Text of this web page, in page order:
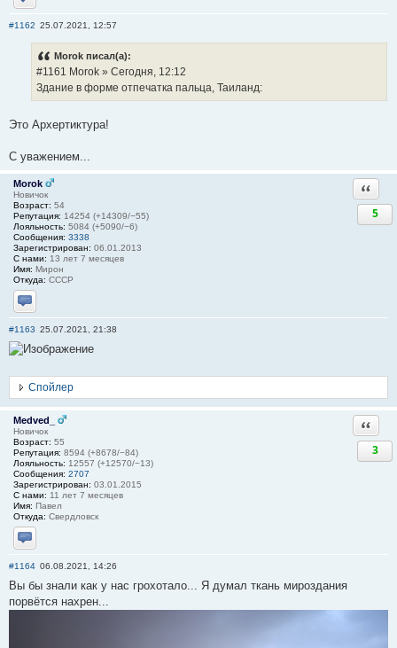
Отправить личное сообщение
#1162 25.07.2021, 12:57
Morok писал(а):
#1161 Morok » Сегодня, 12:12
Здание в форме отпечатка пальца, Таиланд:
Это Архертиктура!
С уважением...
Morok
Новичок
Возраст: 54
Репутация: 14254 (+14309/−55)
Лояльность: 5084 (+5090/−6)
Сообщения: 3338
Зарегистрирован: 06.01.2013
С нами: 13 лет 7 месяцев
Имя: Мирон
Откуда: СССР
Отправить личное сообщение
5
#1163 25.07.2021, 21:38
Спойлер
Medved_
Новичок
Возраст: 55
Репутация: 8594 (+8678/−84)
Лояльность: 12557 (+12570/−13)
Сообщения: 2707
Зарегистрирован: 03.01.2015
С нами: 11 лет 7 месяцев
Имя: Павел
Откуда: Свердловск
Отправить личное сообщение
3
#1164 06.08.2021, 14:26
Вы бы знали как у нас грохотало... Я думал ткань мироздания
порвётся нахрен...